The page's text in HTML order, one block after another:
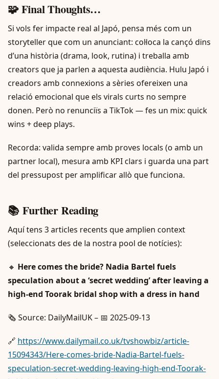
🧩 Final Thoughts…
Si vols fer impacte real al Japó, pensa més com un
storyteller que com un anunciant: col·loca la cançó dins
d’una història (drama, look, rutina) i treballa amb
creators que ja parlen a aquesta audiència. Hulu Japó i
creadors amb connexions a sèries ofereixen una
relació emocional que els virals curts no sempre
donen. Però no renunciïs a TikTok — fes un mix: quick
wins + deep plays.
Recorda: valida sempre amb proves locals (o amb un
partner local), mesura amb KPI clars i guarda una part
del pressupost per amplificar allò que funciona.
📚 Further Reading
Aquí tens 3 articles recents que amplien context
(seleccionats des de la nostra pool de notícies):
🔸 Here comes the bride? Nadia Bartel fuels
speculation about a ‘secret wedding’ after leaving a
high-end Toorak bridal shop with a dress in hand
🗞️ Source: DailyMailUK – 📅 2025-09-13
🔗 https://www.dailymail.co.uk/tvshowbiz/article-
15094343/Here-comes-bride-Nadia-Bartel-fuels-
speculation-secret-wedding-leaving-high-end-Toorak-